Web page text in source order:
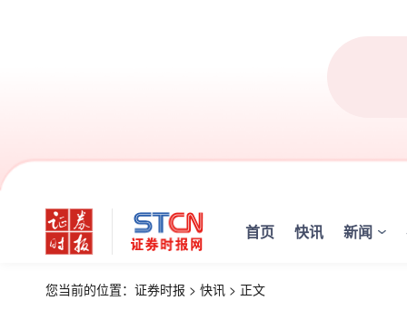
首页 快讯 新闻
您当前的位置： 证券时报 > 快讯 > 正文